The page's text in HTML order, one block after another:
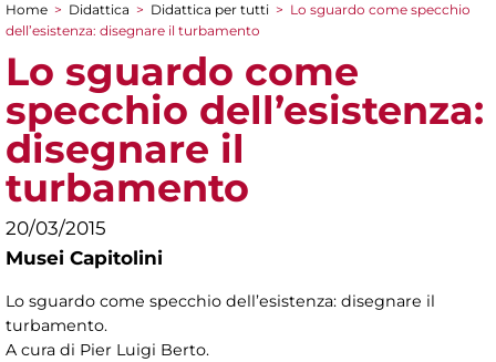
Tu sei qui
Home > Didattica > Didattica per tutti > Lo sguardo come specchio
dell’esistenza: disegnare il turbamento
Lo sguardo come
specchio dell’esistenza:
disegnare il
turbamento
20/03/2015
Musei Capitolini
Lo sguardo come specchio dell’esistenza: disegnare il
turbamento.
A cura di Pier Luigi Berto.